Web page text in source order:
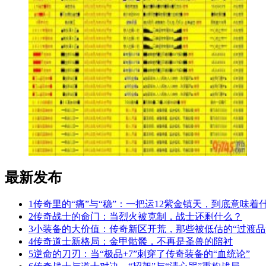
最新发布
1传奇里的“痛”与“稳”：一把运12紫金镇天，到底意味着
2传奇战士的命门：当烈火被克制，战士还剩什么？
3小装备的大价值：传奇新区开荒，那些被低估的“过渡品
4传奇道士新格局：金甲骷髅，不再是圣兽的陪衬
5逆命的刀刃：当“极品+7”刺穿了传奇装备的“血统论”